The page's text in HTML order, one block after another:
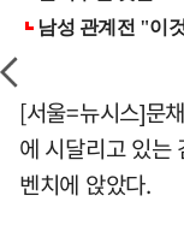
[서울=뉴시스]문
에 시달리고 있는
벤치에 앉았다.